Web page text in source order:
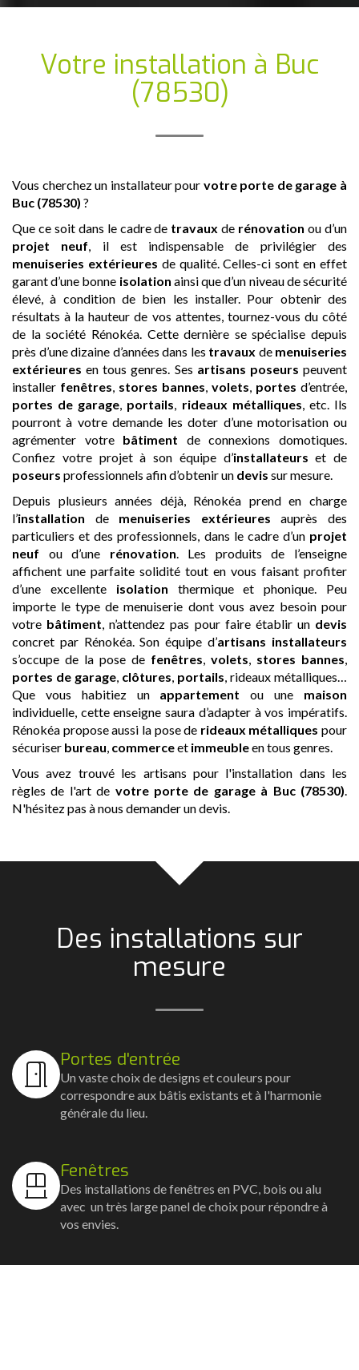
Votre installation à Buc
(78530)
Vous cherchez un installateur pour votre porte de garage à
Buc (78530) ?
Que ce soit dans le cadre de travaux de rénovation ou d’un
projet neuf , il est indispensable de privilégier des
menuiseries extérieures de qualité. Celles-ci sont en effet
garant d’une bonne isolation ainsi que d’un niveau de sécurité
élevé, à condition de bien les installer. Pour obtenir des
résultats à la hauteur de vos attentes, tournez-vous du côté
de la société Rénokéa. Cette dernière se spécialise depuis
près d’une dizaine d’années dans les travaux de menuiseries
extérieures en tous genres. Ses artisans poseurs peuvent
installer fenêtres stores bannes volets portes d’entrée,
portes de garage portails rideaux métalliques , etc. Ils
pourront à votre demande les doter d’une motorisation ou
agrémenter votre bâtiment de connexions domotiques.
Confiez votre projet à son équipe d’installateurs et de
poseurs professionnels afin d’obtenir un devis sur mesure.
Depuis plusieurs années déjà, Rénokéa prend en charge
l’installation de menuiseries extérieures auprès des
particuliers et des professionnels, dans le cadre d’un projet
neuf ou d’une rénovation . Les produits de l’enseigne
affichent une parfaite solidité tout en vous faisant profiter
d’une excellente isolation thermique et phonique. Peu
importe le type de menuiserie dont vous avez besoin pour
votre bâtiment , n’attendez pas pour faire établir un devis
concret par Rénokéa. Son équipe d’artisans installateurs
s’occupe de la pose de fenêtres volets stores bannes
portes de garage clôtures portails , rideaux métalliques…
Que vous habitiez un appartement ou une maison
individuelle, cette enseigne saura d’adapter à vos impératifs.
Rénokéa propose aussi la pose de rideaux métalliques pour
sécuriser bureau commerceet immeubleen tous genres.
Vous avez trouvé les artisans pour l'installation dans les
règles de l'art de votre porte de garage à Buc (78530)
N'hésitez pas à nous demander un devis.
Des installations sur
mesure
Portes d'entrée
Un vaste choix de designs et couleurs pour
correspondre aux bâtis existants et à l'harmonie
générale du lieu.
Fenêtres
Des installations de fenêtres en PVC, bois ou alu
avec un très large panel de choix pour répondre à
vos envies.